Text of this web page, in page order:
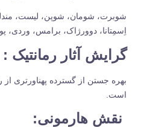
شوبرت، شومان، شوپن، لیست،
اِسمِتانا، دوورژاک، برامس، وردی،
گرایش آثار رمانتیک :
بهره جستن از گسترده پهناورتری از
است.
نقش هارمونی: